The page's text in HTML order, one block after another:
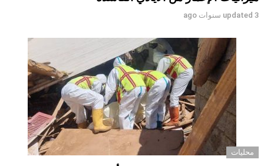
updated 3 سنوات ago
محليات